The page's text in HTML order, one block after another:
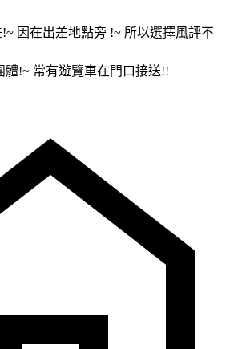
因在出差地點旁 !~ 所以選擇風評不
體!~ 常有遊覽車在門口接送!!